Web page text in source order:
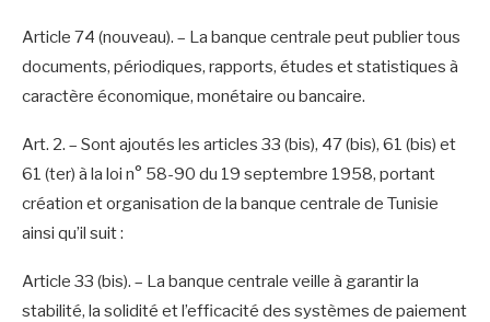
Article 74 (nouveau). – La banque centrale peut publier tous
documents, périodiques, rapports, études et statistiques à
caractère économique, monétaire ou bancaire.
Art. 2. – Sont ajoutés les articles 33 (bis), 47 (bis), 61 (bis) et
61 (ter) à la loi n° 58-90 du 19 septembre 1958, portant
création et organisation de la banque centrale de Tunisie
ainsi qu’il suit :
Article 33 (bis). – La banque centrale veille à garantir la
stabilité, la solidité et l’efficacité des systèmes de paiement